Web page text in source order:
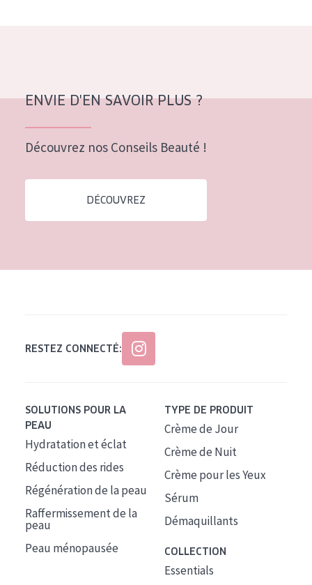
ENVIE D'EN SAVOIR PLUS ?
Découvrez nos Conseils Beauté !
DÉCOUVREZ
RESTEZ CONNECTÉ:
SOLUTIONS POUR LA
PEAU
Hydratation et éclat
Réduction des rides
Régénération de la peau
Raffermissement de la
peau
Peau ménopausée
TYPE DE PRODUIT
Crème de Jour
Crème de Nuit
Crème pour les Yeux
Sérum
Démaquillants
COLLECTION
Essentials